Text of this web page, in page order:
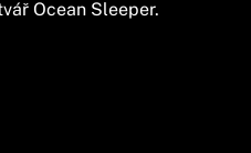
Ocean Sleeper.